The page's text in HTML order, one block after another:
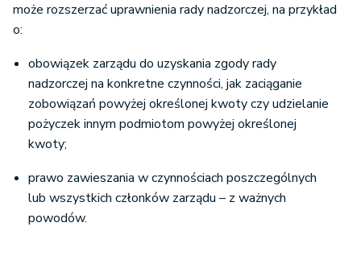
może rozszerzać uprawnienia rady nadzorczej, na przykład
o:
obowiązek zarządu do uzyskania zgody rady
nadzorczej na konkretne czynności, jak zaciąganie
zobowiązań powyżej określonej kwoty czy udzielanie
pożyczek innym podmiotom powyżej określonej
kwoty;
prawo zawieszania w czynnościach poszczególnych
lub wszystkich członków zarządu – z ważnych
powodów.